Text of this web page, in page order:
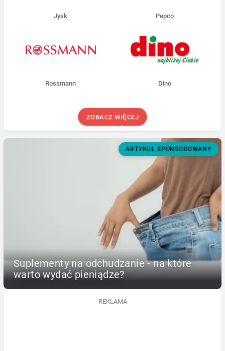
Jysk Pepco
Rossmann Dino
ZOBACZ WIĘCEJ
ARTYKUŁ SPONSOROWANY
Suplementy na odchudzanie - na które
warto wydać pieniądze?
REKLAMA